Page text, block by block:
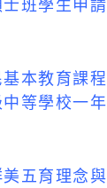
本教育課
中等學校一
美五育理念